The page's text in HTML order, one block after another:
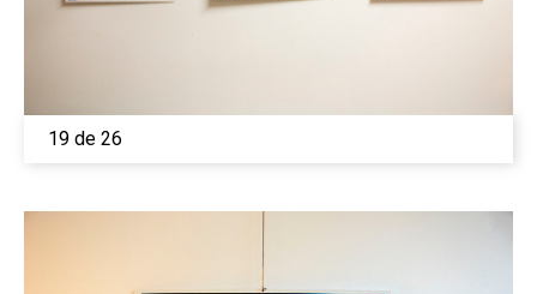
19 de 26